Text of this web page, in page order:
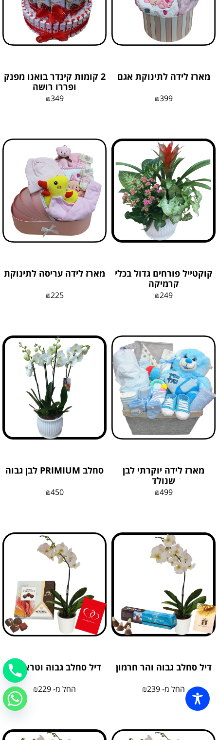
מארז לידה לתינוקת אגם
₪399
2 קומות קינדר בואנו מפנק
ופררו רושה
₪349
קוקטייל פורחים גדול בכלי
קרמיקה
₪249
מארז לידה עריסה לתינוקת
₪225
מארז לידה יוקרתי לבן
שנולד
₪499
סחלב PRIMIUM לבן גבוה
₪450
דיל סחלב גבוה והר חרמון
החל מ- ₪239
דיל סחלב גבוה וטראפלס
החל מ- ₪229